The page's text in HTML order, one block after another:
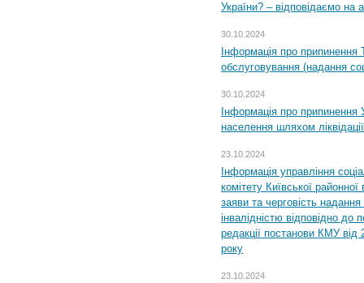
України? – відповідаємо на
30.10.2024
Інформація про припинення
обслуговування (надання
30.10.2024
Інформація про припинення
населення шляхом ліквідації
23.10.2024
Інформація управління
комітету Київської
заяви та черговість надання
інвалідністю відповідно
редакції постанови КМУ
року
23.10.2024